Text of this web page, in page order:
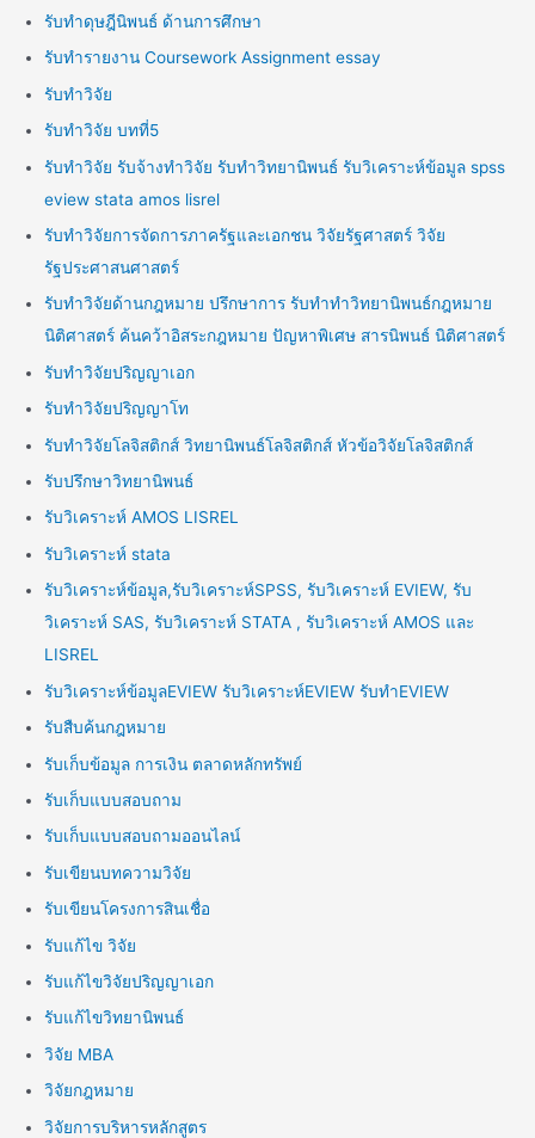
รับทำดุษฎีนิพนธ์ ด้านการศึกษา
รับทำรายงาน Coursework Assignment essay
รับทำวิจัย
รับทำวิจัย บทที่5
รับทำวิจัย รับจ้างทำวิจัย รับทำวิทยานิพนธ์ รับวิเคราะห์ข้อมูล spss
eview stata amos lisrel
รับทำวิจัยการจัดการภาครัฐและเอกชน วิจัยรัฐศาสตร์ วิจัย
รัฐประศาสนศาสตร์
รับทำวิจัยด้านกฎหมาย ปรึกษาการ รับทำทำวิทยานิพนธ์กฎหมาย
นิติศาสตร์ ค้นคว้าอิสระกฎหมาย ปัญหาพิเศษ สารนิพนธ์ นิติศาสตร์
รับทำวิจัยปริญญาเอก
รับทำวิจัยปริญญาโท
รับทำวิจัยโลจิสติกส์ วิทยานิพนธ์โลจิสติกส์ หัวข้อวิจัยโลจิสติกส์
รับปรึกษาวิทยานิพนธ์
รับวิเคราะห์ AMOS LISREL
รับวิเคราะห์ stata
รับวิเคราะห์ข้อมูล,รับวิเคราะห์SPSS, รับวิเคราะห์ EVIEW, รับ
วิเคราะห์ SAS, รับวิเคราะห์ STATA , รับวิเคราะห์ AMOS และ
LISREL
รับวิเคราะห์ข้อมูลEVIEW รับวิเคราะห์EVIEW รับทำEVIEW
รับสืบค้นกฎหมาย
รับเก็บข้อมูล การเงิน ตลาดหลักทรัพย์
รับเก็บแบบสอบถาม
รับเก็บแบบสอบถามออนไลน์
รับเขียนบทความวิจัย
รับเขียนโครงการสินเชื่อ
รับแก้ไข วิจัย
รับแก้ไขวิจัยปริญญาเอก
รับแก้ไขวิทยานิพนธ์
วิจัย MBA
วิจัยกฎหมาย
วิจัยการบริหารหลักสูตร